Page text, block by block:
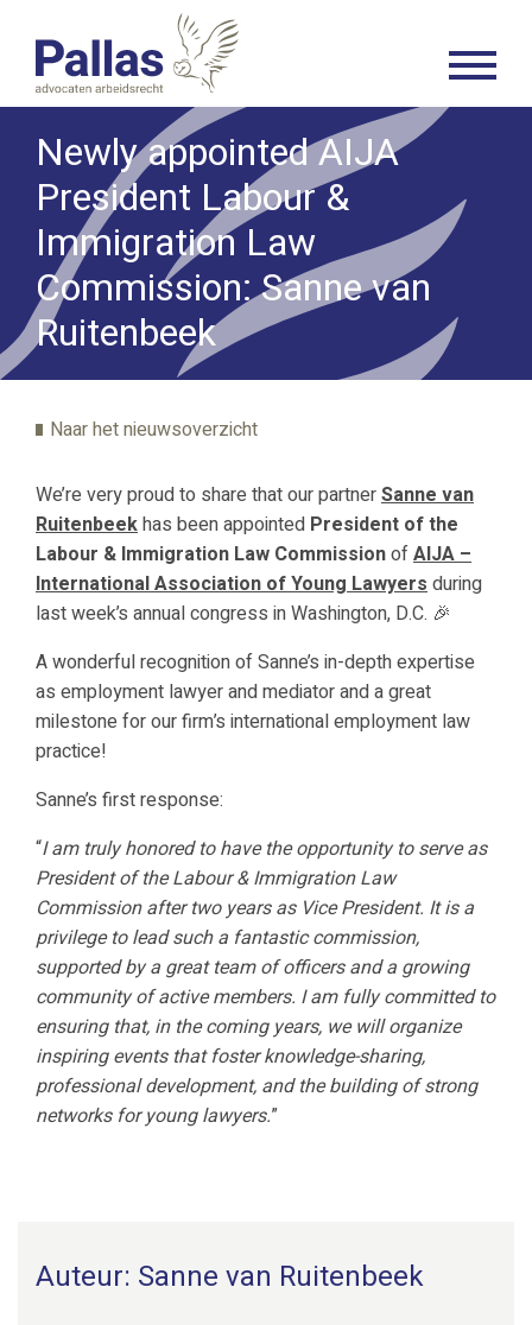
Newly appointed AIJA
President Labour &
Immigration Law
Commission: Sanne van
Ruitenbeek
Naar het nieuwsoverzicht
We’re very proud to share that our partnerSanne van
Ruitenbeekhas been appointed President of the
Labour & Immigration Law CommissionofAIJA –
International Association of Young Lawyersduring
last week’s annual congress in Washington, D.C. 🎉
A wonderful recognition of Sanne’s in-depth expertise
as employment lawyer and mediator and a great
milestone for our firm’s international employment law
practice!
Sanne’s first response:
“I am truly honored to have the opportunity to serve as
President of the Labour & Immigration Law
Commission after two years as Vice President. It is a
privilege to lead such a fantastic commission,
supported by a great team of officers and a growing
community of active members. I am fully committed to
ensuring that, in the coming years, we will organize
inspiring events that foster knowledge-sharing,
professional development, and the building of strong
networks for young lawyers.”
Auteur: Sanne van Ruitenbeek